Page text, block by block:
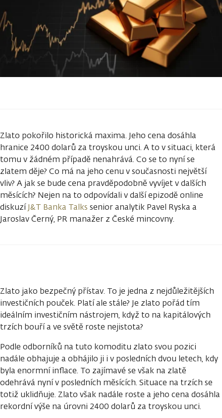
Zlato pokořilo historická maxima. Jeho cena dosáhla
hranice 2400 dolarů za troyskou unci. A to v situaci, která
tomu v žádném případě nenahrává. Co se to nyní se
zlatem děje? Co má na jeho cenu v současnosti největší
vliv? A jak se bude cena pravděpodobně vyvíjet v dalších
měsících? Nejen na to odpovídali v další epizodě online
diskuzíJ&T Banka Talks senior analytik Pavel Ryska a
Jaroslav Černý, PR manažer z České mincovny.
Zlato jako bezpečný přístav. To je jedna z nejdůležitějších
investičních pouček. Platí ale stále? Je zlato pořád tím
ideálním investičním nástrojem, když to na kapitálových
trzích bouří a ve světě roste nejistota?
Podle odborníků na tuto komoditu zlato svou pozici
nadále obhajuje a obhájilo ji i v posledních dvou letech, kdy
byla enormní inflace. To zajímavé se však na zlatě
odehrává nyní v posledních měsících. Situace na trzích se
totiž uklidňuje. Zlato však nadále roste a jeho cena dosáhla
rekordní výše na úrovni 2400 dolarů za troyskou unci.